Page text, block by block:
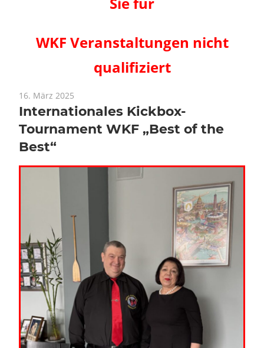
WKF Veranstaltungen nicht
qualifiziert
16. März 2025
Internationales Kickbox-
Tournament WKF „Best of the
Best“